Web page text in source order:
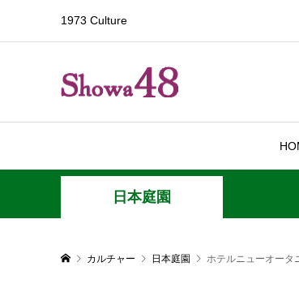
1973 Culture
日本庭園
カルチャー 日本庭園 ホテルニューオータ